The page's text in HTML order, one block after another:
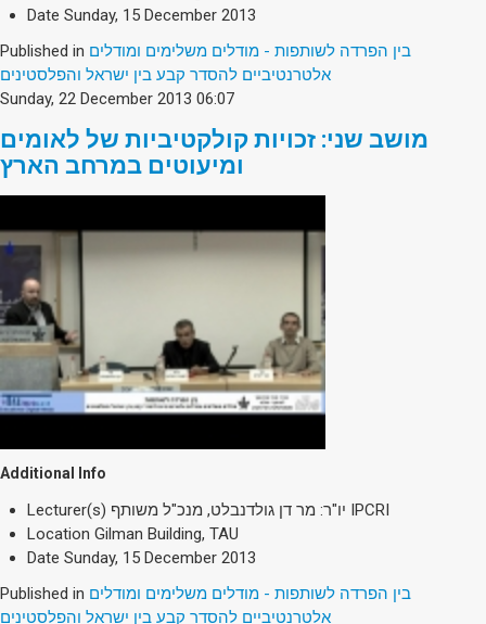
Date Sunday, 15 December 2013
Published in בין הפרדה לשותפות - מודלים משלימים ומודלים
אלטרנטיביים להסדר קבע בין ישראל והפלסטינים
Sunday, 22 December 2013 06:07
מושב שני: זכויות קולקטיביות של לאומים
ומיעוטים במרחב הארץ
Additional Info
Lecturer(s)
יו"ר: מר דן גולדנבלט, מנכ"ל משותף IPCRI
Location Gilman Building, TAU
Date Sunday, 15 December 2013
Published in בין הפרדה לשותפות - מודלים משלימים ומודלים
אלטרנטיביים להסדר קבע בין ישראל והפלסטינים